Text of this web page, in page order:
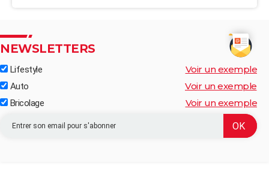
NEWSLETTERS
Lifestyle Voir un exemple
Auto Voir un exemple
Bricolage Voir un exemple